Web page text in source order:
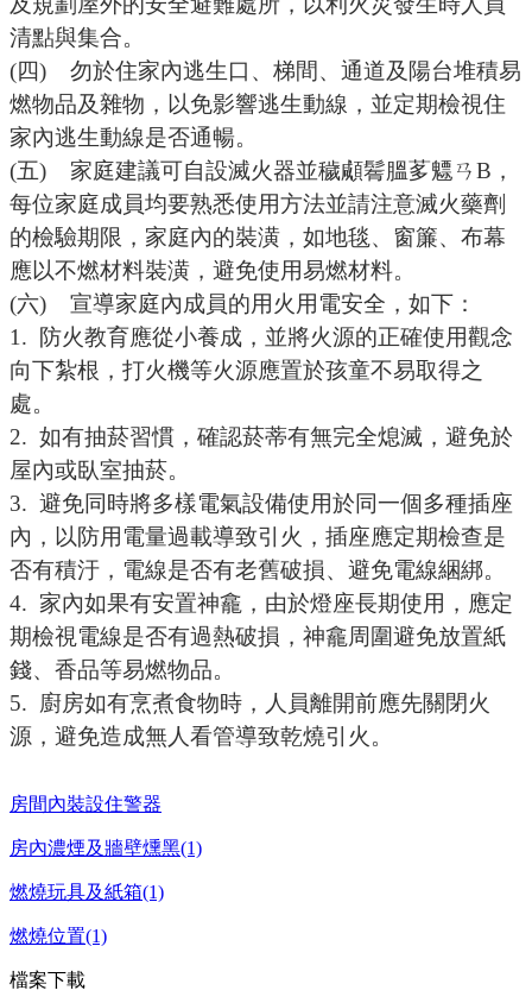
清點與集合。
(四) 勿於住家內逃生口、梯間、通道及陽台堆積易
燃物品及雜物，以免影響逃生動線，並定期檢視住
家內逃生動線是否通暢。
(五) 家庭建議可自設滅火器並穢顑鬌膃茤魒ㄢB，
每位家庭成員均要熟悉使用方法並請注意滅火藥劑
的檢驗期限，家庭內的裝潢，如地毯、窗簾、布幕
應以不燃材料裝潢，避免使用易燃材料。
(六) 宣導家庭內成員的用火用電安全，如下：
1.
防火教育應從小養成，並將火源的正確使用觀念
向下紮根，打火機等火源應置於孩童不易取得之
處。
2. 如有抽菸習慣，確認菸蒂有無完全熄滅，避免於
屋內或臥室抽菸。
3. 避免同時將多樣電氣設備使用於同一個多種插座
內，以防用電量過載導致引火，插座應定期檢查是
否有積汙，電線是否有老舊破損、避免電線綑綁。
4. 家內如果有安置神龕，由於燈座長期使用，應定
期檢視電線是否有過熱破損，神龕周圍避免放置紙
錢、香品等易燃物品。
5. 廚房如有烹煮食物時，人員離開前應先關閉火
源，避免造成無人看管導致乾燒引火。
房間內裝設住警器
房內濃煙及牆壁燻黑(1)
燃燒玩具及紙箱(1)
燃燒位置(1)
檔案下載